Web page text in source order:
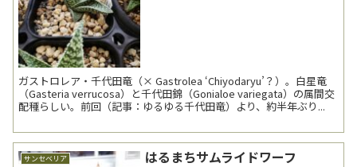
ガストロレア・千代田竜（× Gastrolea ‘Chiyodaryu’？）。白星竜
（Gasteria verrucosa）と千代田錦（Gonialoe variegata）の属間交
配種らしい。前回（記事：ゆるゆる千代田竜）より、約半年ぶり...
サンセベリア はるまちサムライドワーフ